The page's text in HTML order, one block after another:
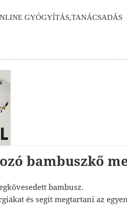
GYÓGYÍTÁS,TANÁCSADÁS
bambuszkő
bambusz.
és segít megtartani az